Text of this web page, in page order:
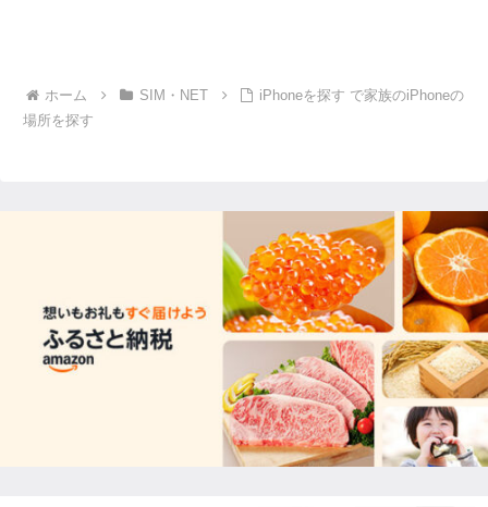
ホーム SIM・NET
iPhoneを探す で家族のiPhoneの
場所を探す